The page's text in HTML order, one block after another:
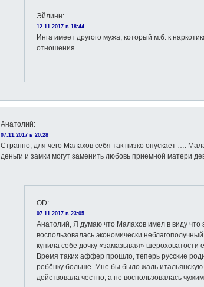
Эйлинн:
12.11.2017 в 18:44
Инга имеет другого мужа, который м.б. к
отношения.
Анатолий:
07.11.2017 в 20:28
Странно, для чего Малахов себя так низко опускает ….
деньги и замки могут заменить любовь приемной матери
OD:
07.11.2017 в 23:05
Анатолий, Я думаю что Малахов имел в виду что
воспользовалась экономически
купила себе дочку «замазывая» шероховатости
Время таких aффер прошло, теперь русские
ребёнку больше. Мне бы было жаль
действовала честно, а не воспользовалась